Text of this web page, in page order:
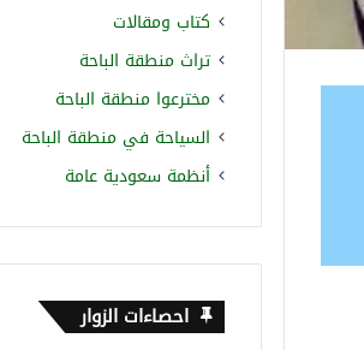
كتاب ومقالات
تراث منطقة الباحة
مخترعوا منطقة الباحة
السياحة في منطقة الباحة
أنظمة سعودية عامة
احصاءات الزوار